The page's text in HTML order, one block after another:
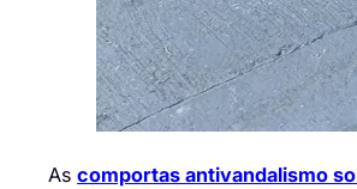
As comportas antivandalismo